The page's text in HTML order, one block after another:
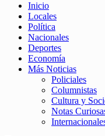
Inicio
Locales
Política
Nacionales
Deportes
Economía
Más Noticias
Policiales
Columnistas
Cultura y
Notas